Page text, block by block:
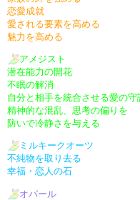
恋愛成就
愛される要素を高める
魅力を高める
アメジスト
潜在能力の開花
不眠の解消
自分と相手を統合させる愛の守
精神的な混乱、思考の偏りを
防いで冷静さを与える
ミルキークオーツ
不純物を取り去る
幸福・恋人の石
オパール